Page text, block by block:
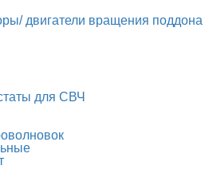
двигатели вращения поддона
для СВЧ